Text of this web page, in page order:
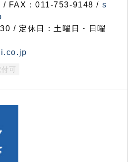
FAX：011-753-9148 / s
/ 定休日：土曜日・日曜
付可